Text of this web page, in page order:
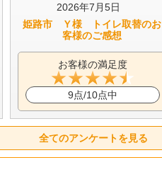
2026年7月5日
姫路市 Ｙ様 トイレ取替のお
客様のご感想
お客様の満足度
9点/10点中
全てのアンケートを見る